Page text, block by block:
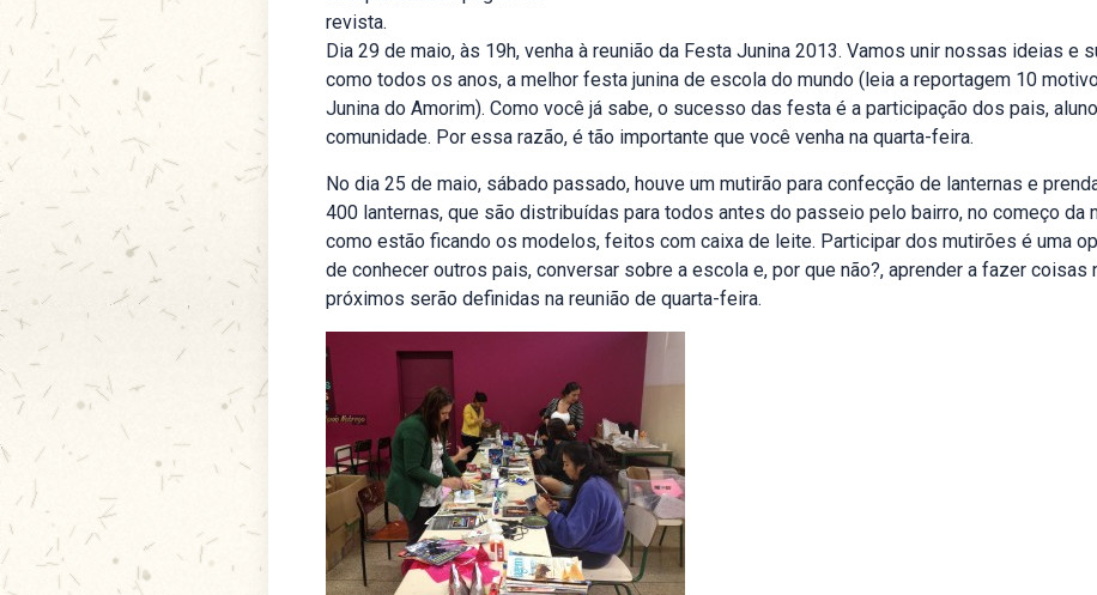
revista.
Dia 29 de maio, às 19h, venha à reunião da Festa Junina 2013. Vamos unir nossas ideias e
como todos os anos, a melhor festa junina de escola do mundo (leia a reportagem 10
Junina do Amorim). Como você já sabe, o sucesso das festa é a participação dos pais,
comunidade. Por essa razão, é tão importante que você venha na quarta-feira.
No dia 25 de maio, sábado passado, houve um mutirão para confecção de lanternas e
400 lanternas, que são distribuídas para todos antes do passeio pelo bairro, no começo da
como estão ficando os modelos, feitos com caixa de leite. Participar dos mutirões é uma
de conhecer outros pais, conversar sobre a escola e, por que não?, aprender a fazer coisas
próximos serão definidas na reunião de quarta-feira.